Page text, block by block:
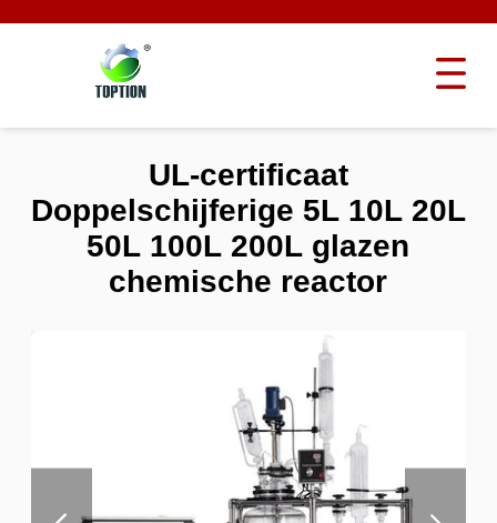
UL-certificaat
Doppelschijferige 5L 10L 20L
50L 100L 200L glazen
chemische reactor